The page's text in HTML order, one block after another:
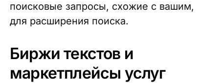
поисковые запросы, схожие с вашим,
для расширения поиска.
Биржи текстов и
маркетплейсы услуг